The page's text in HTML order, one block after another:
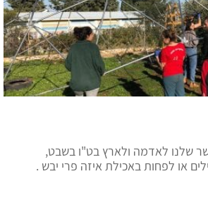
שלנו לאדמה ולארץ בט"ו בשבט,
או לפחות באכילת איזה פרי יבש .